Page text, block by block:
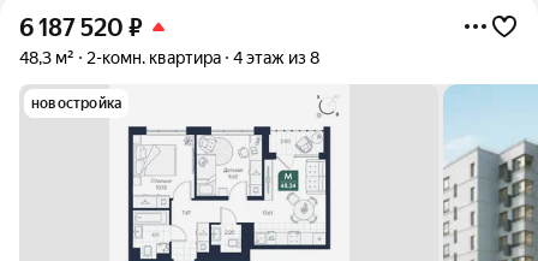
6 187 520 ₽
48,3 м² 2-комн. квартира 4 этаж из 8
новостройка